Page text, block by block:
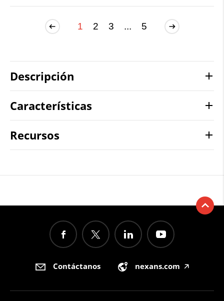
1 2 3 ... 5
Descripción
Características
Recursos
Contáctanos nexans.com 🡥